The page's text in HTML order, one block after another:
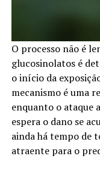
O processo não é
glucosinolatos é
o início da
mecanismo é uma
enquanto o ataque
espera o dano se
ainda há tempo de
atraente para o